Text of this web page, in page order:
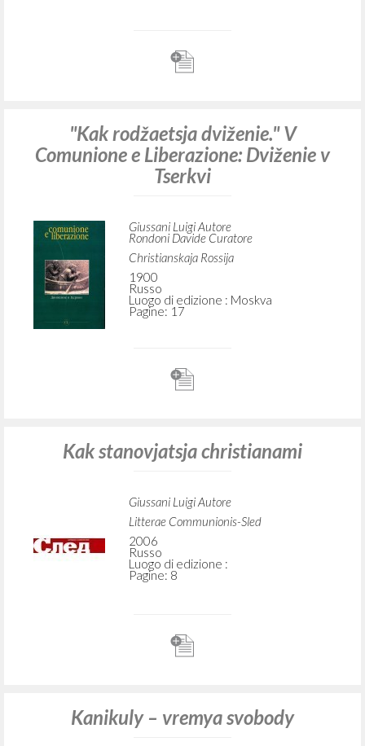
"Kak rodžaetsja dviženie." V
Comunione e Liberazione: Dviženie v
Tserkvi
Giussani Luigi Autore
Rondoni Davide Curatore
Christianskaja Rossija
1900
Russo
Luogo di edizione : Moskva
Pagine: 17
Kak stanovjatsja christianami
Giussani Luigi Autore
Litterae Communionis-Sled
2006
Russo
Luogo di edizione :
Pagine: 8
Kanikuly – vremya svobody